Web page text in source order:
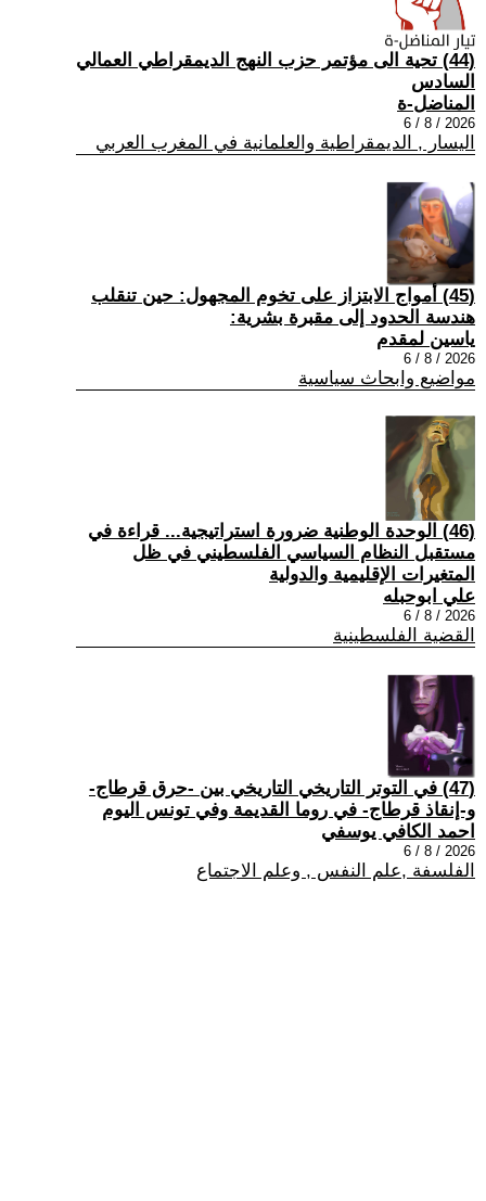
(44) تحية الى مؤتمر حزب النهج الديمقراطي العمالي
السادس
المناضل-ة
2026 / 8 / 6
اليسار , الديمقراطية والعلمانية في المغرب العربي
(45) أمواج الابتزاز على تخوم المجهول: حين تنقلب
هندسة الحدود إلى مقبرة بشرية:
ياسين لمقدم
2026 / 8 / 6
مواضيع وابحاث سياسية
(46) الوحدة الوطنية ضرورة استراتيجية... قراءة في
مستقبل النظام السياسي الفلسطيني في ظل
المتغيرات الإقليمية والدولية
علي ابوحبله
2026 / 8 / 6
القضية الفلسطينية
(47) في التوتر التاريخي التاريخي بين -حرق قرطاج-
و-إنقاذ قرطاج- في روما القديمة وفي تونس اليوم
احمد الكافي يوسفي
2026 / 8 / 6
الفلسفة ,علم النفس , وعلم الاجتماع